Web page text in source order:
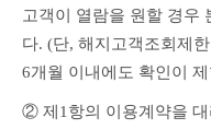
고객이 열람을 원할 경우
다. (단, 해지고객조회제
6개월 이내에도 확인이
② 제1항의 이용계약을